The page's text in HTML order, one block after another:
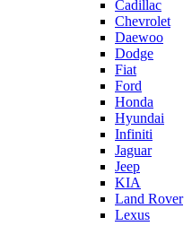
Cadillac
Chevrolet
Daewoo
Dodge
Fiat
Ford
Honda
Hyundai
Infiniti
Jaguar
Jeep
KIA
Land Rover
Lexus